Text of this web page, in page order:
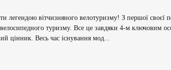
вітчизняного велотуризму! З першої своєї
велосипедного туризму. Все це завдяки 4-м
цінник. Весь час існування мод...